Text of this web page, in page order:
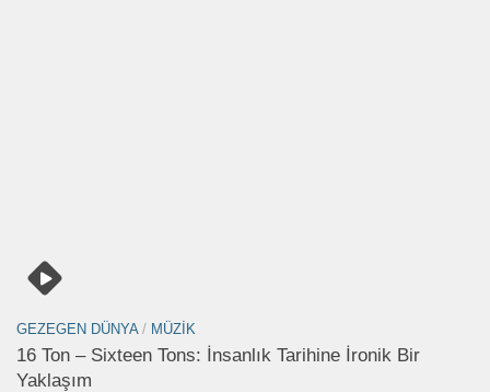
GEZEGEN DÜNYA / MÜZIK
16 Ton – Sixteen Tons: İnsanlık Tarihine İronik Bir
Yaklaşım